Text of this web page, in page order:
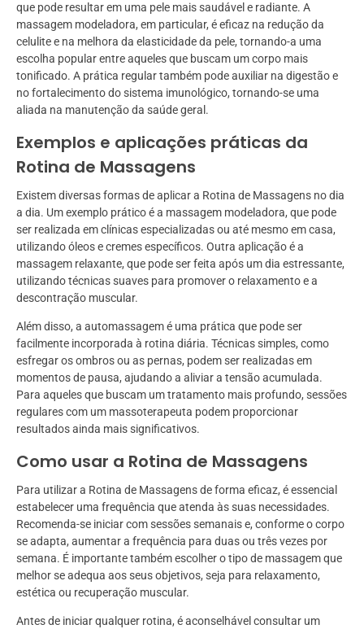
que pode resultar em uma pele mais saudável e radiante. A
massagem modeladora, em particular, é eficaz na redução da
celulite e na melhora da elasticidade da pele, tornando-a uma
escolha popular entre aqueles que buscam um corpo mais
tonificado. A prática regular também pode auxiliar na digestão e
no fortalecimento do sistema imunológico, tornando-se uma
aliada na manutenção da saúde geral.
Exemplos e aplicações práticas da
Rotina de Massagens
Existem diversas formas de aplicar a Rotina de Massagens no dia
a dia. Um exemplo prático é a massagem modeladora, que pode
ser realizada em clínicas especializadas ou até mesmo em casa,
utilizando óleos e cremes específicos. Outra aplicação é a
massagem relaxante, que pode ser feita após um dia estressante,
utilizando técnicas suaves para promover o relaxamento e a
descontração muscular.
Além disso, a automassagem é uma prática que pode ser
facilmente incorporada à rotina diária. Técnicas simples, como
esfregar os ombros ou as pernas, podem ser realizadas em
momentos de pausa, ajudando a aliviar a tensão acumulada.
Para aqueles que buscam um tratamento mais profundo, sessões
regulares com um massoterapeuta podem proporcionar
resultados ainda mais significativos.
Como usar a Rotina de Massagens
Para utilizar a Rotina de Massagens de forma eficaz, é essencial
estabelecer uma frequência que atenda às suas necessidades.
Recomenda-se iniciar com sessões semanais e, conforme o corpo
se adapta, aumentar a frequência para duas ou três vezes por
semana. É importante também escolher o tipo de massagem que
melhor se adequa aos seus objetivos, seja para relaxamento,
estética ou recuperação muscular.
Antes de iniciar qualquer rotina, é aconselhável consultar um